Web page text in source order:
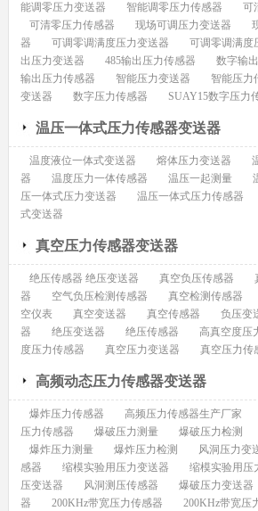
能调零压力变送器
智能调零压力传感器
可
可清零压力传感器
现场可调压力变送器
器
可调零调满度压力变送器 可调零调满度
出压力变送器
485输出压力传感器 数字输
输出压力传感器
智能压力变送器 智能压力
变送器
数字压力传感器 SUAY15数字压力
温压一体式压力传感器变送器
温度液位一体式变送器 熔体压力变送器
器
温度压力一体传感器 温压一起测量
压一体式压力变送器
温压一体式压力传感器
式变送器
真空压力传感器变送器
绝压传感器 绝压变送器 真空负压传感器
器
空气负压检测传感器 真空检测传感器
空仪表
真空变送器 真空传感器 负压变
器
绝压变送器 绝压传感器 高真空度压
度压力传感器
真空压力变送器 真空压力传
高频动态压力传感器变送器
爆炸压力传感器 高频压力传感器生产厂家
压力传感器
爆破压力测量 爆破压力检测
爆炸压力测量
爆炸压力检测 风洞压力变
感器
缩模实验用压力变送器 缩模实验用压
压变送器
风洞测压传感器 爆破压力变送器
器
200KHz带宽压力传感器 200KHz带宽压